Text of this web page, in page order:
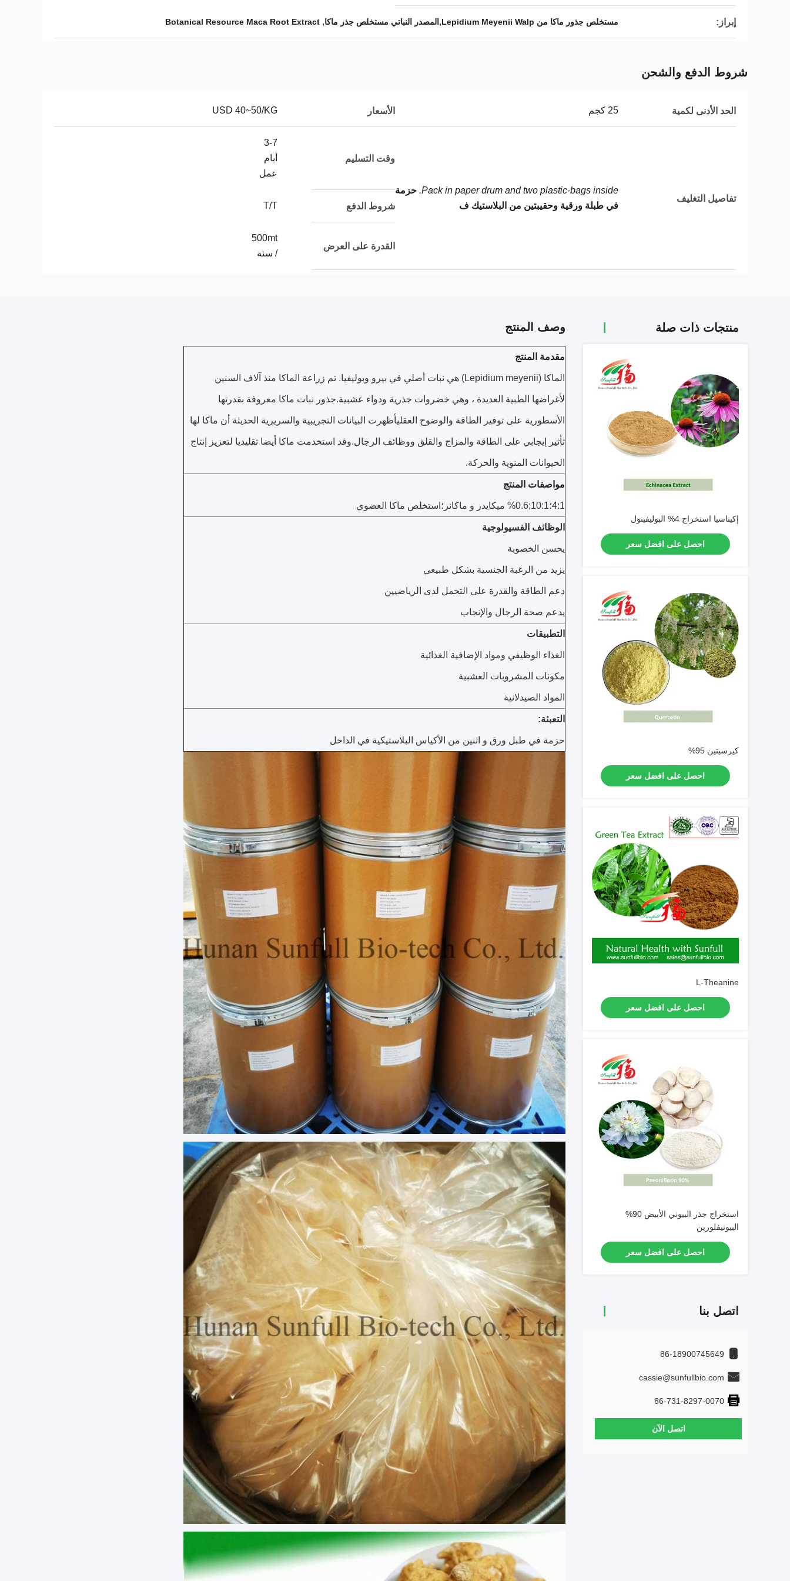
إبراز: مستخلص جذور ماكا من Lepidium Meyenii Walp,المصدر النباتي مستخلص جذر ماكا ,
Botanical Resource Maca Root Extract
شروط الدفع والشحن
الحد الأدنى لكمية 25 كجم الأسعار USD 40~50/KG
تفاصيل التغليف
Pack in paper drum and two plastic-bags inside. حزمة
في طبلة ورقية وحقيبتين من البلاستيك ف
وقت التسليم
3-7
أيام
عمل
شروط الدفع T/T
القدرة على العرض
500mt
/ سنة
منتجات ذات صلة
إكيناسيا استخراج 4% البوليفينول
احصل على افضل سعر
كيرسيتين 95%
احصل على افضل سعر
L-Theanine
احصل على افضل سعر
استخراج جذر البيوني الأبيض 90%
البيونيفلورين
احصل على افضل سعر
اتصل بنا
86-18900745649
cassie@sunfullbio.com
86-731-8297-0070
اتصل الآن
وصف المنتج
مقدمة المنتج
الماكا (Lepidium meyenii) هي نبات أصلي في بيرو وبوليفيا. تم زراعة الماكا منذ آلاف السنين
لأغراضها الطبية العديدة ، وهي خضروات جذرية ودواء عشبية.جذور نبات ماكا معروفة بقدرتها
الأسطورية على توفير الطاقة والوضوح العقليأظهرت البيانات التجريبية والسريرية الحديثة أن ماكا لها
تأثير إيجابي على الطاقة والمزاج والقلق ووظائف الرجال.وقد استخدمت ماكا أيضا تقليديا لتعزيز إنتاج
الحيوانات المنوية والحركة.
مواصفات المنتج
4:1؛10:1;0.6% ميكايدز و ماكانز؛استخلص ماكا العضوي
الوظائف الفسيولوجية
يحسن الخصوبة
يزيد من الرغبة الجنسية بشكل طبيعي
دعم الطاقة والقدرة على التحمل لدى الرياضيين
يدعم صحة الرجال والإنجاب
التطبيقات
الغذاء الوظيفي ومواد الإضافية الغذائية
مكونات المشروبات العشبية
المواد الصيدلانية
التعبئة:
حزمة في طبل ورق و اثنين من الأكياس البلاستيكية في الداخل